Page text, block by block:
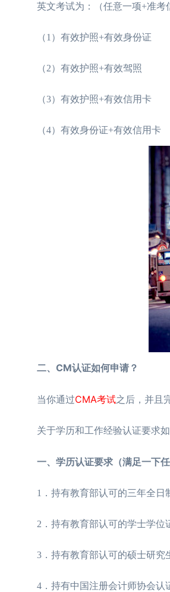
英文考试为：（任意一项+准考
（1）有效护照+有效身份证
（2）有效护照+有效驾照
（3）有效护照+有效信用卡
（4）有效身份证+有效信用卡
二、CM认证如何申请？
当你通过CMA考试之后，并且
关于学历和工作经验认证要求如
一、学历认证要求（满足一下任
1．持有教育部认可的三年全日制
2．持有教育部认可的学士学位
3．持有教育部认可的硕士研究生
4．持有中国注册会计师协会认证